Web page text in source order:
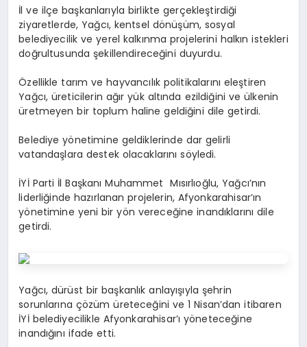
MAGAZIN
SAĞLIK
SPOR
TEKNOLOJI
İl ve ilçe başkanlarıyla birlikte gerçekleştirdiği
ziyaretlerde, Yağcı, kentsel dönüşüm, sosyal
belediyecilik ve yerel kalkınma projelerini halkın istekleri
doğrultusunda şekillendireceğini duyurdu.
Özellikle tarım ve hayvancılık politikalarını eleştiren
Yağcı, üreticilerin ağır yük altında ezildiğini ve ülkenin
üretmeyen bir toplum haline geldiğini dile getirdi.
Belediye yönetimine geldiklerinde dar gelirli
vatandaşlara destek olacaklarını söyledi.
İYİ Parti İl Başkanı Muhammet Mısırlıoğlu, Yağcı’nın
liderliğinde hazırlanan projelerin, Afyonkarahisar’ın
yönetimine yeni bir yön vereceğine inandıklarını dile
getirdi.
Yağcı, dürüst bir başkanlık anlayışıyla şehrin
sorunlarına çözüm üreteceğini ve 1 Nisan’dan itibaren
İYİ belediyecilikle Afyonkarahisar’ı yöneteceğine
inandığını ifade etti.